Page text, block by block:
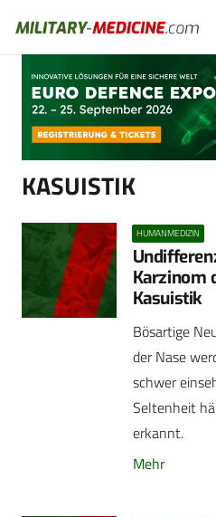
Anzeige
KASUISTIK
HUMANMEDIZIN
Karzinom
Kasuistik
Bösartige
der Nase
schwer
Seltenheit
erkannt.
Mehr